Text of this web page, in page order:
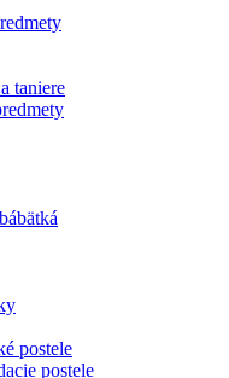
taniere
postele
postele